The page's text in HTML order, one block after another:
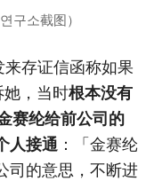
구소截图）
存证信函称如果
她，当时根本没有
赛纶给前公司的
人接通 ：「金赛纶
司的意思，不断进